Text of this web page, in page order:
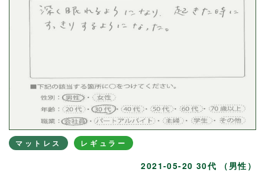
マットレス レギュラー
2021-05-20 30代 （男性）